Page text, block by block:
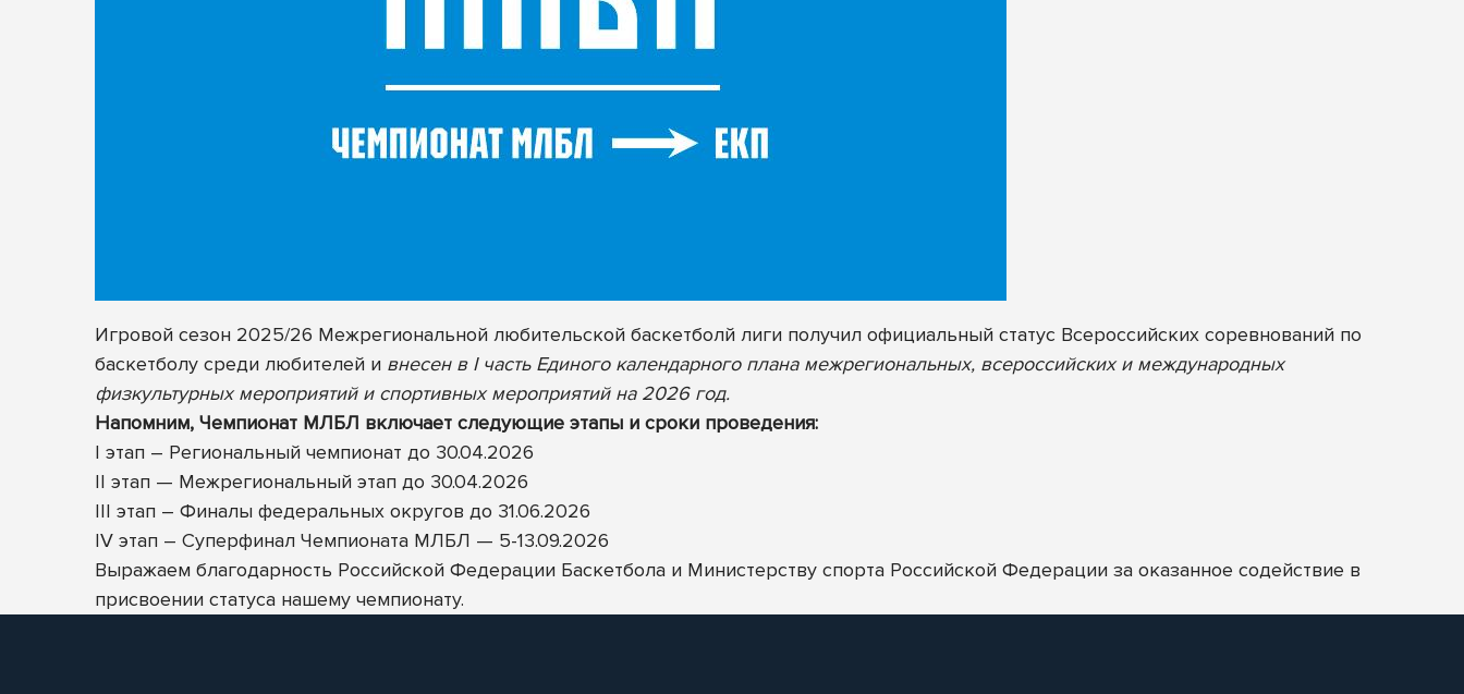
Игровой сезон 2025/26 Межрегиональной любительской баскетболй лиги получил официальный статус Всероссийских соревнований по
баскетболу среди любителей и внесен в I часть Единого календарного плана межрегиональных, всероссийских и международных
физкультурных мероприятий и спортивных мероприятий на 2026 год.
Напомним, Чемпионат МЛБЛ включает следующие этапы и сроки проведения:
I этап – Региональный чемпионат до 30.04.2026
II этап — Межрегиональный этап до 30.04.2026
III этап – Финалы федеральных округов до 31.06.2026
IV этап – Суперфинал Чемпионата МЛБЛ — 5-13.09.2026
Выражаем благодарность Российской Федерации Баскетбола и Министерству спорта Российской Федерации за оказанное содействие в
присвоении статуса нашему чемпионату.